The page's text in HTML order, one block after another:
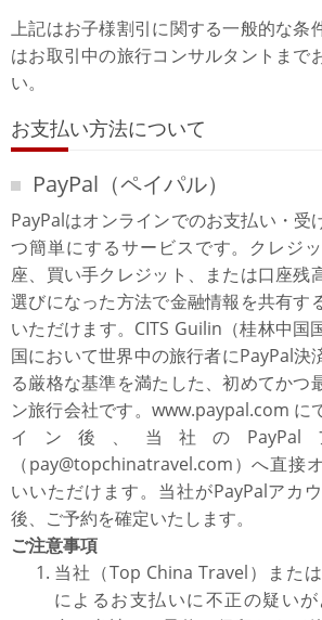
上記はお子様割引に関する一般的な条
はお取引中の旅行コンサルタントまで
い。
お支払い方法について
PayPal（ペイパル）
PayPalはオンラインでのお支払い・受
つ簡単にするサービスです。クレジ
座、買い手クレジット、または口座残
選びになった方法で金融情報を共有す
いただけます。CITS Guilin（桂林中国
国において世界中の旅行者にPayPal決
る厳格な基準を満たした、初めてかつ
ン旅行会社です。www.paypal.com に
イン後、当社の
（pay@topchinatravel.com）へ直接
いいただけます。当社がPayPalアカ
後、ご予約を確定いたします。
ご注意事項
当社（Top China Travel）また
によるお支払いに不正の疑い